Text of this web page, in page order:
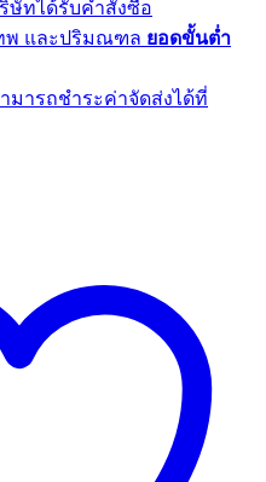
ษัทได้รับคำสั่งซื้อ
ทพ และปริมณฑล ยอดขั้นต่ำ
มารถชำระค่าจัดส่งได้ที่